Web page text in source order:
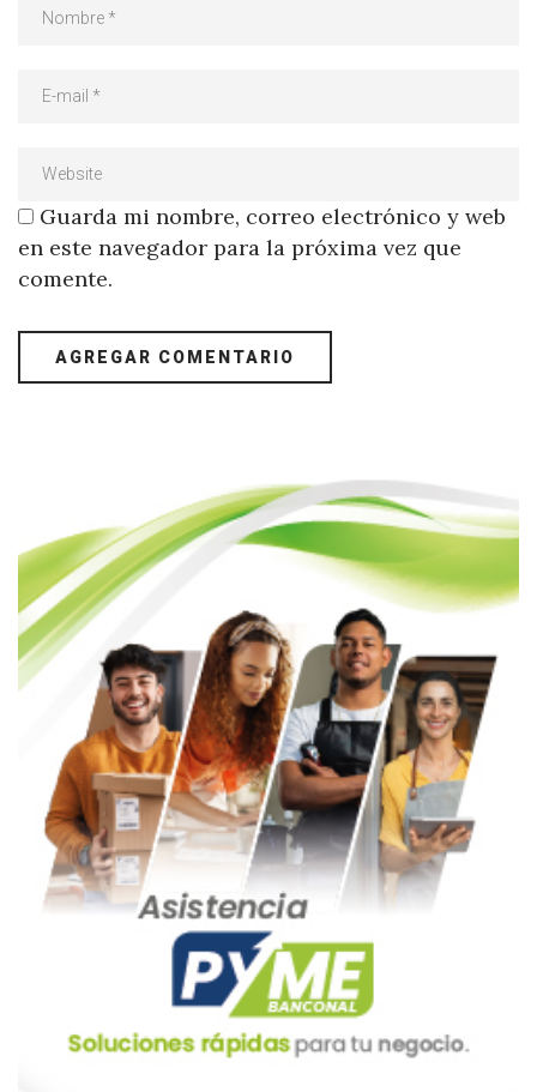
Guarda mi nombre, correo electrónico y web
en este navegador para la próxima vez que
comente.